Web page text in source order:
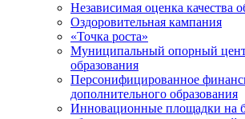
Независимая оценка качества
Оздоровительная кампания
«Точка роста»
Муниципальный опорный
образования
Персонифицированное
дополнительного образования
Инновационные площадки на